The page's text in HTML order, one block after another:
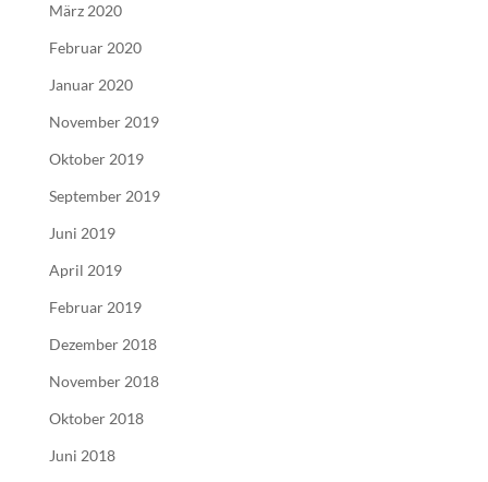
März 2020
Februar 2020
Januar 2020
November 2019
Oktober 2019
September 2019
Juni 2019
April 2019
Februar 2019
Dezember 2018
November 2018
Oktober 2018
Juni 2018